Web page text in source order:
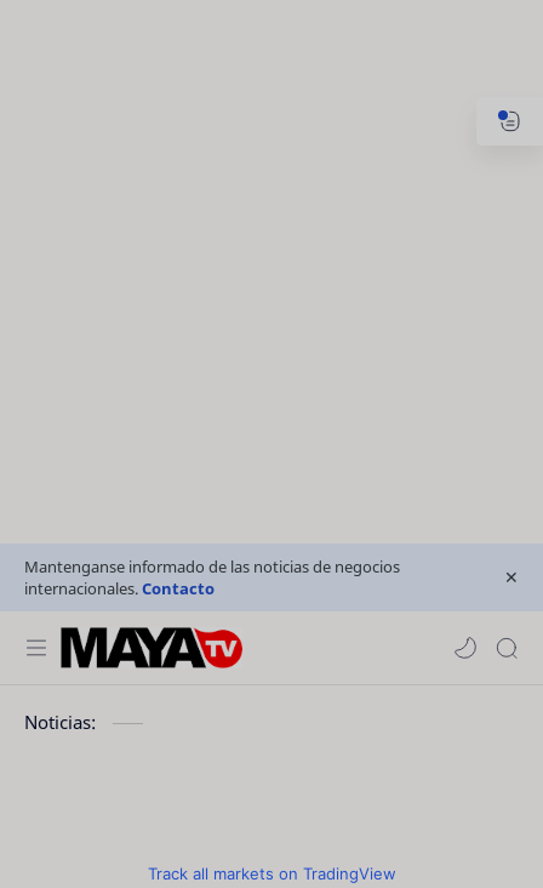
Mantenganse informado de las noticias de negocios
internacionales.Contacto
Noticias:
Track all markets on TradingView